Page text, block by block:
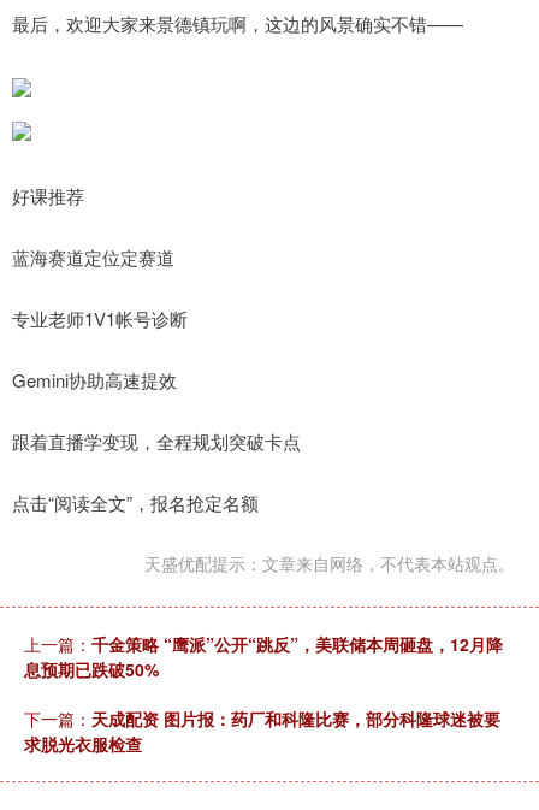
最后，欢迎大家来景德镇玩啊，这边的风景确实不错——
好课推荐
蓝海赛道定位定赛道
专业老师1V1帐号诊断
Gemini协助高速提效
跟着直播学变现，全程规划突破卡点
点击“阅读全文”，报名抢定名额
天盛优配提示：文章来自网络，不代表本站观点。
上一篇： 千金策略 “鹰派”公开“跳反”，美联储本周砸盘，12月降
息预期已跌破50%
下一篇： 天成配资 图片报：药厂和科隆比赛，部分科隆球迷被要
求脱光衣服检查